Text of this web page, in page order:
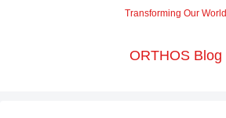
Transforming Our World
ORTHOS Blog